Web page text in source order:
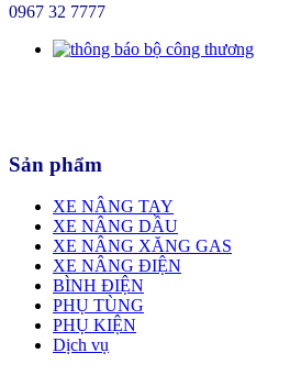
0967 32 7777
Sản phẩm
XE NÂNG TAY
XE NÂNG DẦU
XE NÂNG XĂNG GAS
XE NÂNG ĐIỆN
BÌNH ĐIỆN
PHỤ TÙNG
PHỤ KIỆN
Dịch vụ